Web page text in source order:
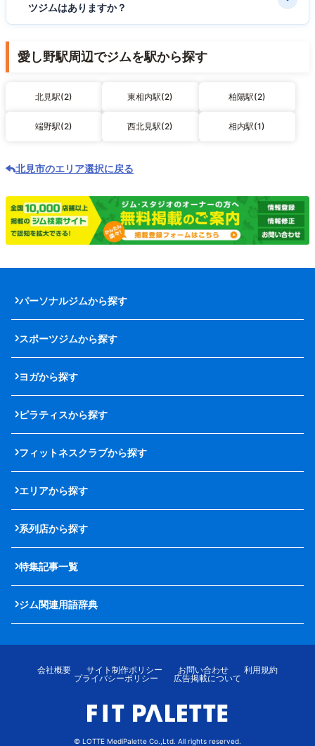
ツジムはありますか？
愛し野駅周辺でジムを駅から探す
北見駅(2) 東相内駅(2) 柏陽駅(2)
端野駅(2) 西北見駅(2) 相内駅(1)
北見市のエリア選択に戻る
パーソナルジムから探す
スポーツジムから探す
ヨガから探す
ピラティスから探す
フィットネスクラブから探す
エリアから探す
系列店から探す
特集記事一覧
ジム関連用語辞典
会社概要 サイト制作ポリシー お問い合わせ
利用規約
プライバシーポリシー
広告掲載について
© LOTTE MediPalette Co.,Ltd. All rights reserved.